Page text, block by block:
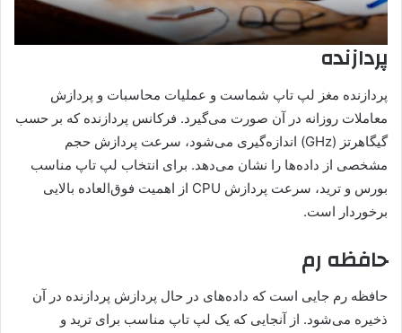
پردازنده
پردازنده مغز لپ تاپ شماست و عملیات محاسبات و پردازش
معاملات روزانه در آن صورت می‌گیرد. فرکانس پردازنده که بر حسب
گیگاهرتز (GHz) اندازه‌گیری می‌شود، سرعت پردازش حجم
مشخصی از داده‌ها را نشان می‌دهد. برای انتخاب لپ تاپ مناسب
بورس و ترید، سرعت پردازش CPU از اهمیت فوق‌العاده بالایی
برخوردار است.
حافظه رم
حافظه رم جایی است که داده‌های در حال پردازش پردازنده در آن
ذخیره می‌شود. از آنجایی که یک لپ تاپ مناسب برای ترید و